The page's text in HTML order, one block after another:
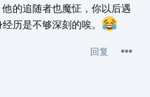
的追随者也魔怔，你以后遇
历是不够深刻的唉。
回复